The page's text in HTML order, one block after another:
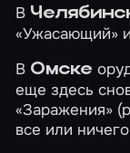
В
«Ужасающий»
В Омске
еще здесь
«Заражения»
все или